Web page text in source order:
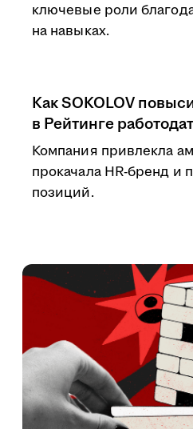
ключевые роли
на навыках.
Как SOKOLOV
в Рейтинге
Компания привлекла
прокачала HR-бренд и
позиций.